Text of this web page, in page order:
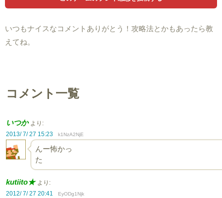
いつもナイスなコメントありがとう！攻略法とかもあったら教
えてね。
コメント一覧
いつか より:
2013/ 7/ 27 15:23
k1NzA2NjE
んー怖かっ
kutiito★ より:
2012/ 7/ 27 20:41
EyODg1Njk